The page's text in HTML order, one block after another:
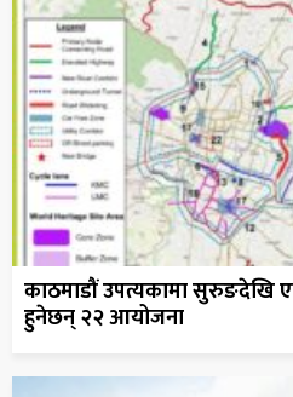
काठमाडौं उपत्यकामा सुरुङदेखि
हुनेछन् २२ आयोजना